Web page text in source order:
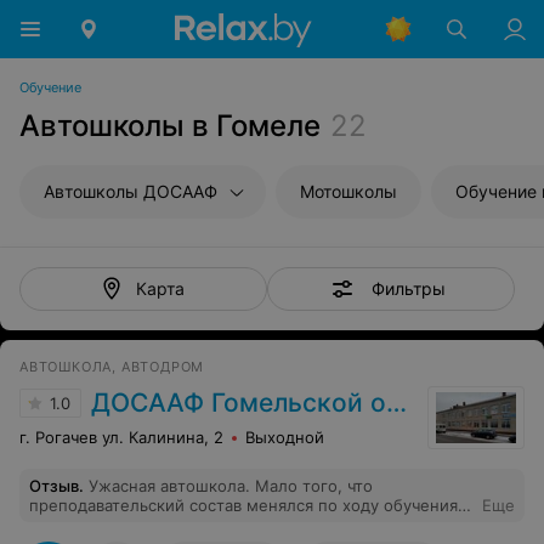
Обучение
Автошколы в Гомеле 22
Автошколы ДОСААФ Мотошколы Обучение
Карта Фильтры
АВТОШКОЛА, АВТОДРОМ
1.0 ДОСААФ Гомельской области
г. Рогачев ул. Калинина, 2 Выходной
Отзыв. Ужасная автошкола. Мало того, что
преподавательский состав менялся по ходу обучения,
Еще